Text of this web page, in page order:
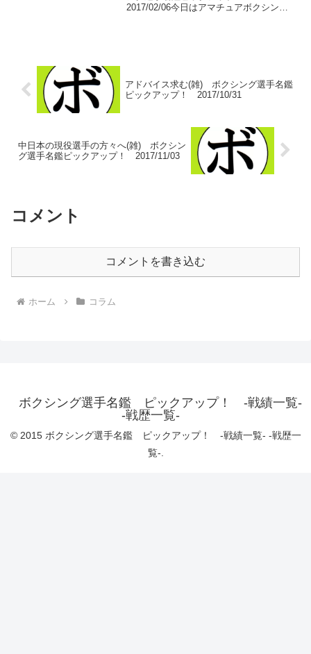
2017/02/06今日はアマチュアボクシング
アドバイス求む(雑) ボクシング選手名鑑
ピックアップ！ 2017/10/31
中日本の現役選手の方々へ(雑) ボクシン
グ選手名鑑ピックアップ！ 2017/11/03
コメント
コメントを書き込む
ホーム コラム
ボクシング選手名鑑 ピックアップ！ -戦績一覧-
-戦歴一覧-
© 2015 ボクシング選手名鑑 ピックアップ！ -戦績一覧- -戦歴一
覧-.